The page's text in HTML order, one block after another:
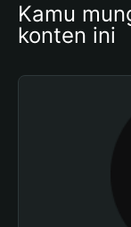
Kamu
konten ini